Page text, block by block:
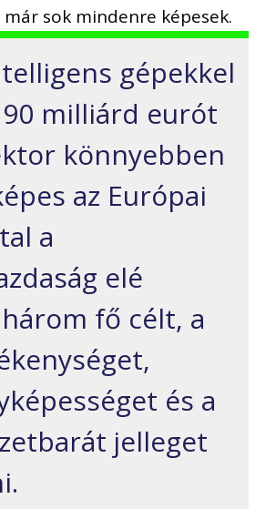
sok mindenre képesek.
gépekkel
milliárd eurót
könnyebben
az Európai
a
elé
fő célt, a
és a
jelleget